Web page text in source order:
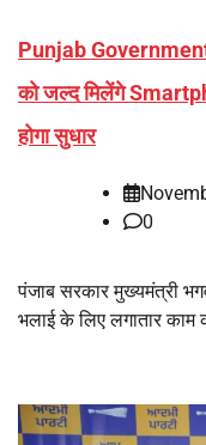
Punjab
को जल्द मिलेंगे
होगा सुधार
0
पंजाब सरकार मुख्यमंत्री
भलाई के लिए लगातार